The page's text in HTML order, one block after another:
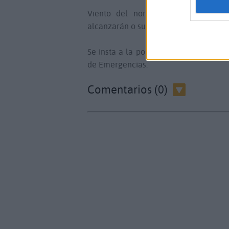
Viento del nordeste moderado
alcanzarán o superarán los 60 – 80 km/
Se insta a la población a seguir los
de Emergencias.
Comentarios (0)